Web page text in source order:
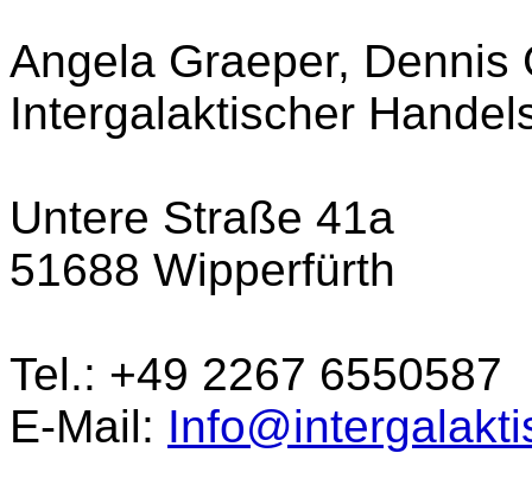
Angela Graeper, Dennis
Intergalaktischer
Untere Straße 41a
51688 Wipperfürth
Tel.: +49 2267 6550587
E-Mail: